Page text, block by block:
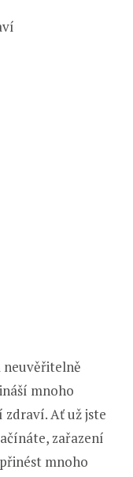
neuvěřitelně
mnoho
zdraví. Ať už jste
zařazení
mnoho